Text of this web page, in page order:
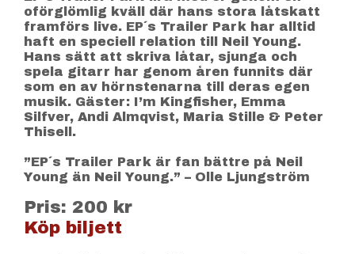
oförglömlig kväll där hans stora låtskatt
framförs live. EP´s Trailer Park har alltid
haft en speciell relation till Neil Young.
Hans sätt att skriva låtar, sjunga och
spela gitarr har genom åren funnits där
som en av hörnstenarna till deras egen
musik. Gäster: I’m Kingfisher, Emma
Silfver, Andi Almqvist, Maria Stille & Peter
Thisell.
”EP´s Trailer Park är fan bättre på Neil
Young än Neil Young.” – Olle Ljungström
Pris: 200 kr
Köp biljett